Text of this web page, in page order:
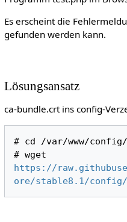
Es erscheint die
gefunden werden kann.
Lösungsansatz
ca-bundle.crt ins config-
# cd /var/www/config/
https://
ore/stable8.1/